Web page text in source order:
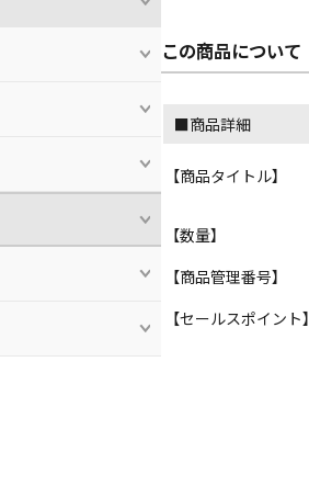
この商品について
■商品詳細
【商品タイトル】
【数量】
【商品管理番号】
【セールスポイント】